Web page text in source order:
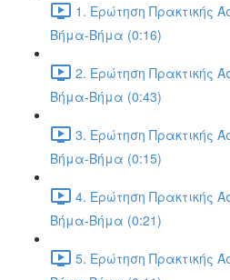
1. Ερώτηση Πρακτικής
Βήμα-Βήμα (0:16)
2. Ερώτηση Πρακτικής
Βήμα-Βήμα (0:43)
3. Ερώτηση Πρακτικής
Βήμα-Βήμα (0:15)
4. Ερώτηση Πρακτικής
Βήμα-Βήμα (0:21)
5. Ερώτηση Πρακτικής